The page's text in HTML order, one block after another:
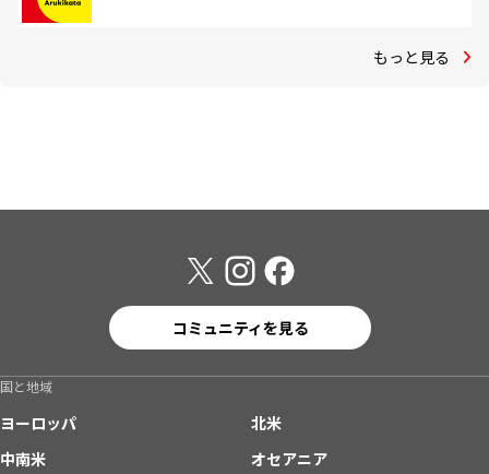
もっと見る
コミュニティを見る
国と地域
ヨーロッパ
北米
中南米
オセアニア